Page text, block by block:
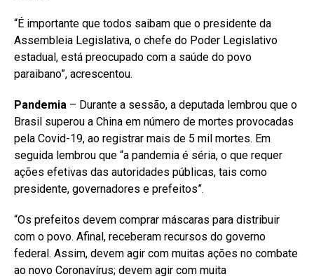
“É importante que todos saibam que o presidente da
Assembleia Legislativa, o chefe do Poder Legislativo
estadual, está preocupado com a saúde do povo
paraibano”, acrescentou.
Pandemia – Durante a sessão, a deputada lembrou que o
Brasil superou a China em número de mortes provocadas
pela Covid-19, ao registrar mais de 5 mil mortes. Em
seguida lembrou que “a pandemia é séria, o que requer
ações efetivas das autoridades públicas, tais como
presidente, governadores e prefeitos”.
“Os prefeitos devem comprar máscaras para distribuir
com o povo. Afinal, receberam recursos do governo
federal. Assim, devem agir com muitas ações no combate
ao novo Coronavírus; devem agir com muita